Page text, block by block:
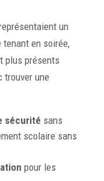
un
en soirée,
plus présents
trouver une
sécurité sans
scolaire sans
pour les